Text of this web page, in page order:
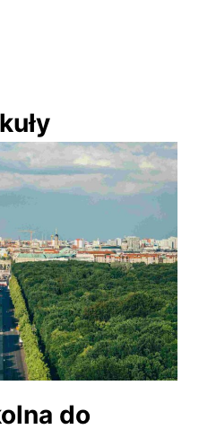
do